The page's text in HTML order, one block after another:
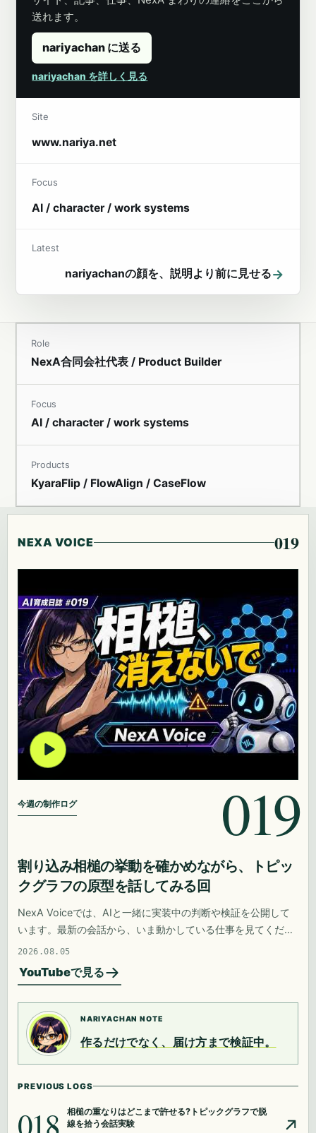
送れます。
nariyachan に送る
nariyachan を詳しく見る
Site
www.nariya.net
Focus
AI / character / work systems
Latest
nariyachanの顔を、説明より前に見せる→
Role
NexA合同会社代表 / Product Builder
Focus
AI / character / work systems
Products
KyaraFlip / FlowAlign / CaseFlow
NEXA VOICE 019
今週の制作ログ 019
割り込み相槌の挙動を確かめながら、トピッ
クグラフの原型を話してみる回
NexA Voiceでは、AIと一緒に実装中の判断や検証を公開して
います。最新の会話から、いま動かしている仕事を見てくださ
い。
2026.08.05
YouTubeで見る
NARIYACHAN NOTE
作るだけでなく、届け方まで検証中。
PREVIOUS LOGS
018
相槌の重なりはどこまで許せる?トピックグラフで脱
線を拾う会話実験